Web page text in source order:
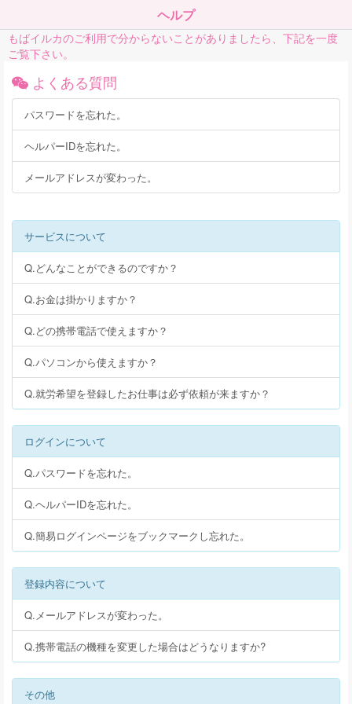
ヘルプ
もばイルカのご利用で分からないことがありましたら、下記を一度
ご覧下さい。
よくある質問
パスワードを忘れた。
ヘルパーIDを忘れた。
メールアドレスが変わった。
サービスについて
Q.どんなことができるのですか？
Q.お金は掛かりますか？
Q.どの携帯電話で使えますか？
Q.パソコンから使えますか？
Q.就労希望を登録したお仕事は必ず依頼が来ますか？
ログインについて
Q.パスワードを忘れた。
Q.ヘルパーIDを忘れた。
Q.簡易ログインページをブックマークし忘れた。
登録内容について
Q.メールアドレスが変わった。
Q.携帯電話の機種を変更した場合はどうなりますか?
その他